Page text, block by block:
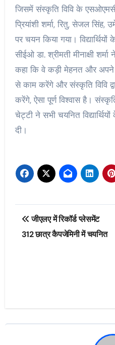
जिसमें संस्कृति विवि के
प्रियांशी शर्मा, रितु, सेजल
पर चयन किया गया।
सीईओ डा. श्रीमती मीनाक्षी शर्मा
कहा कि वे कड़ी मेहनत और अपने
से काम करेंगे और संस्कृति विवि
करेंगे, ऐसा पूर्ण विश्वास है।
चेट्टी ने सभी चयनित
दी।
Post
navigation
जीएलए में रिकॉर्ड प्लेसमेंट
312 छात्र कैपजेमिनी में चयनित